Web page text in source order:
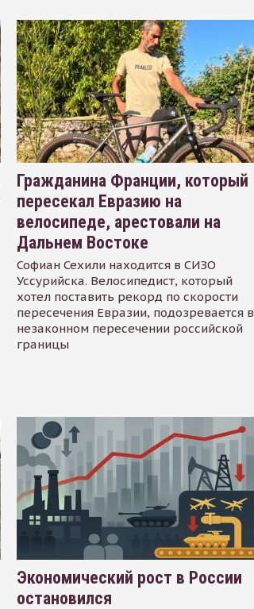
Гражданина Франции, который
пересекал Евразию на
велосипеде, арестовали на
Дальнем Востоке
Софиан Сехили находится в СИЗО
Уссурийска. Велосипедист, который
хотел поставить рекорд по скорости
пересечения Евразии, подозревается в
незаконном пересечении российской
границы
Экономический рост в России
остановился